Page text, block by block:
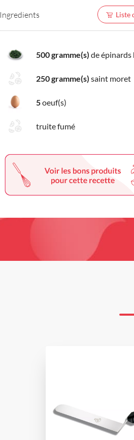
Ingredients Liste
500 gramme(s) de épinards
250 gramme(s) saint moret
5oeuf(s)
truite fumé